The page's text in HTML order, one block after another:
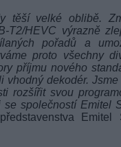
těší velké oblibě.
T2/HEVC výrazně
pořadů a
proto všechny
příjmu nového
vhodný dekodér. Jsme
rozšířit svou
společností Emitel
Emitel